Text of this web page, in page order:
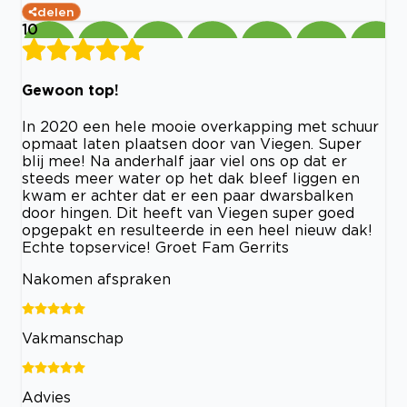
delen
10
Gewoon top!
In 2020 een hele mooie overkapping met schuur
opmaat laten plaatsen door van Viegen. Super
blij mee! Na anderhalf jaar viel ons op dat er
steeds meer water op het dak bleef liggen en
kwam er achter dat er een paar dwarsbalken
door hingen. Dit heeft van Viegen super goed
opgepakt en resulteerde in een heel nieuw dak!
Echte topservice! Groet Fam Gerrits
Nakomen afspraken
Vakmanschap
Advies